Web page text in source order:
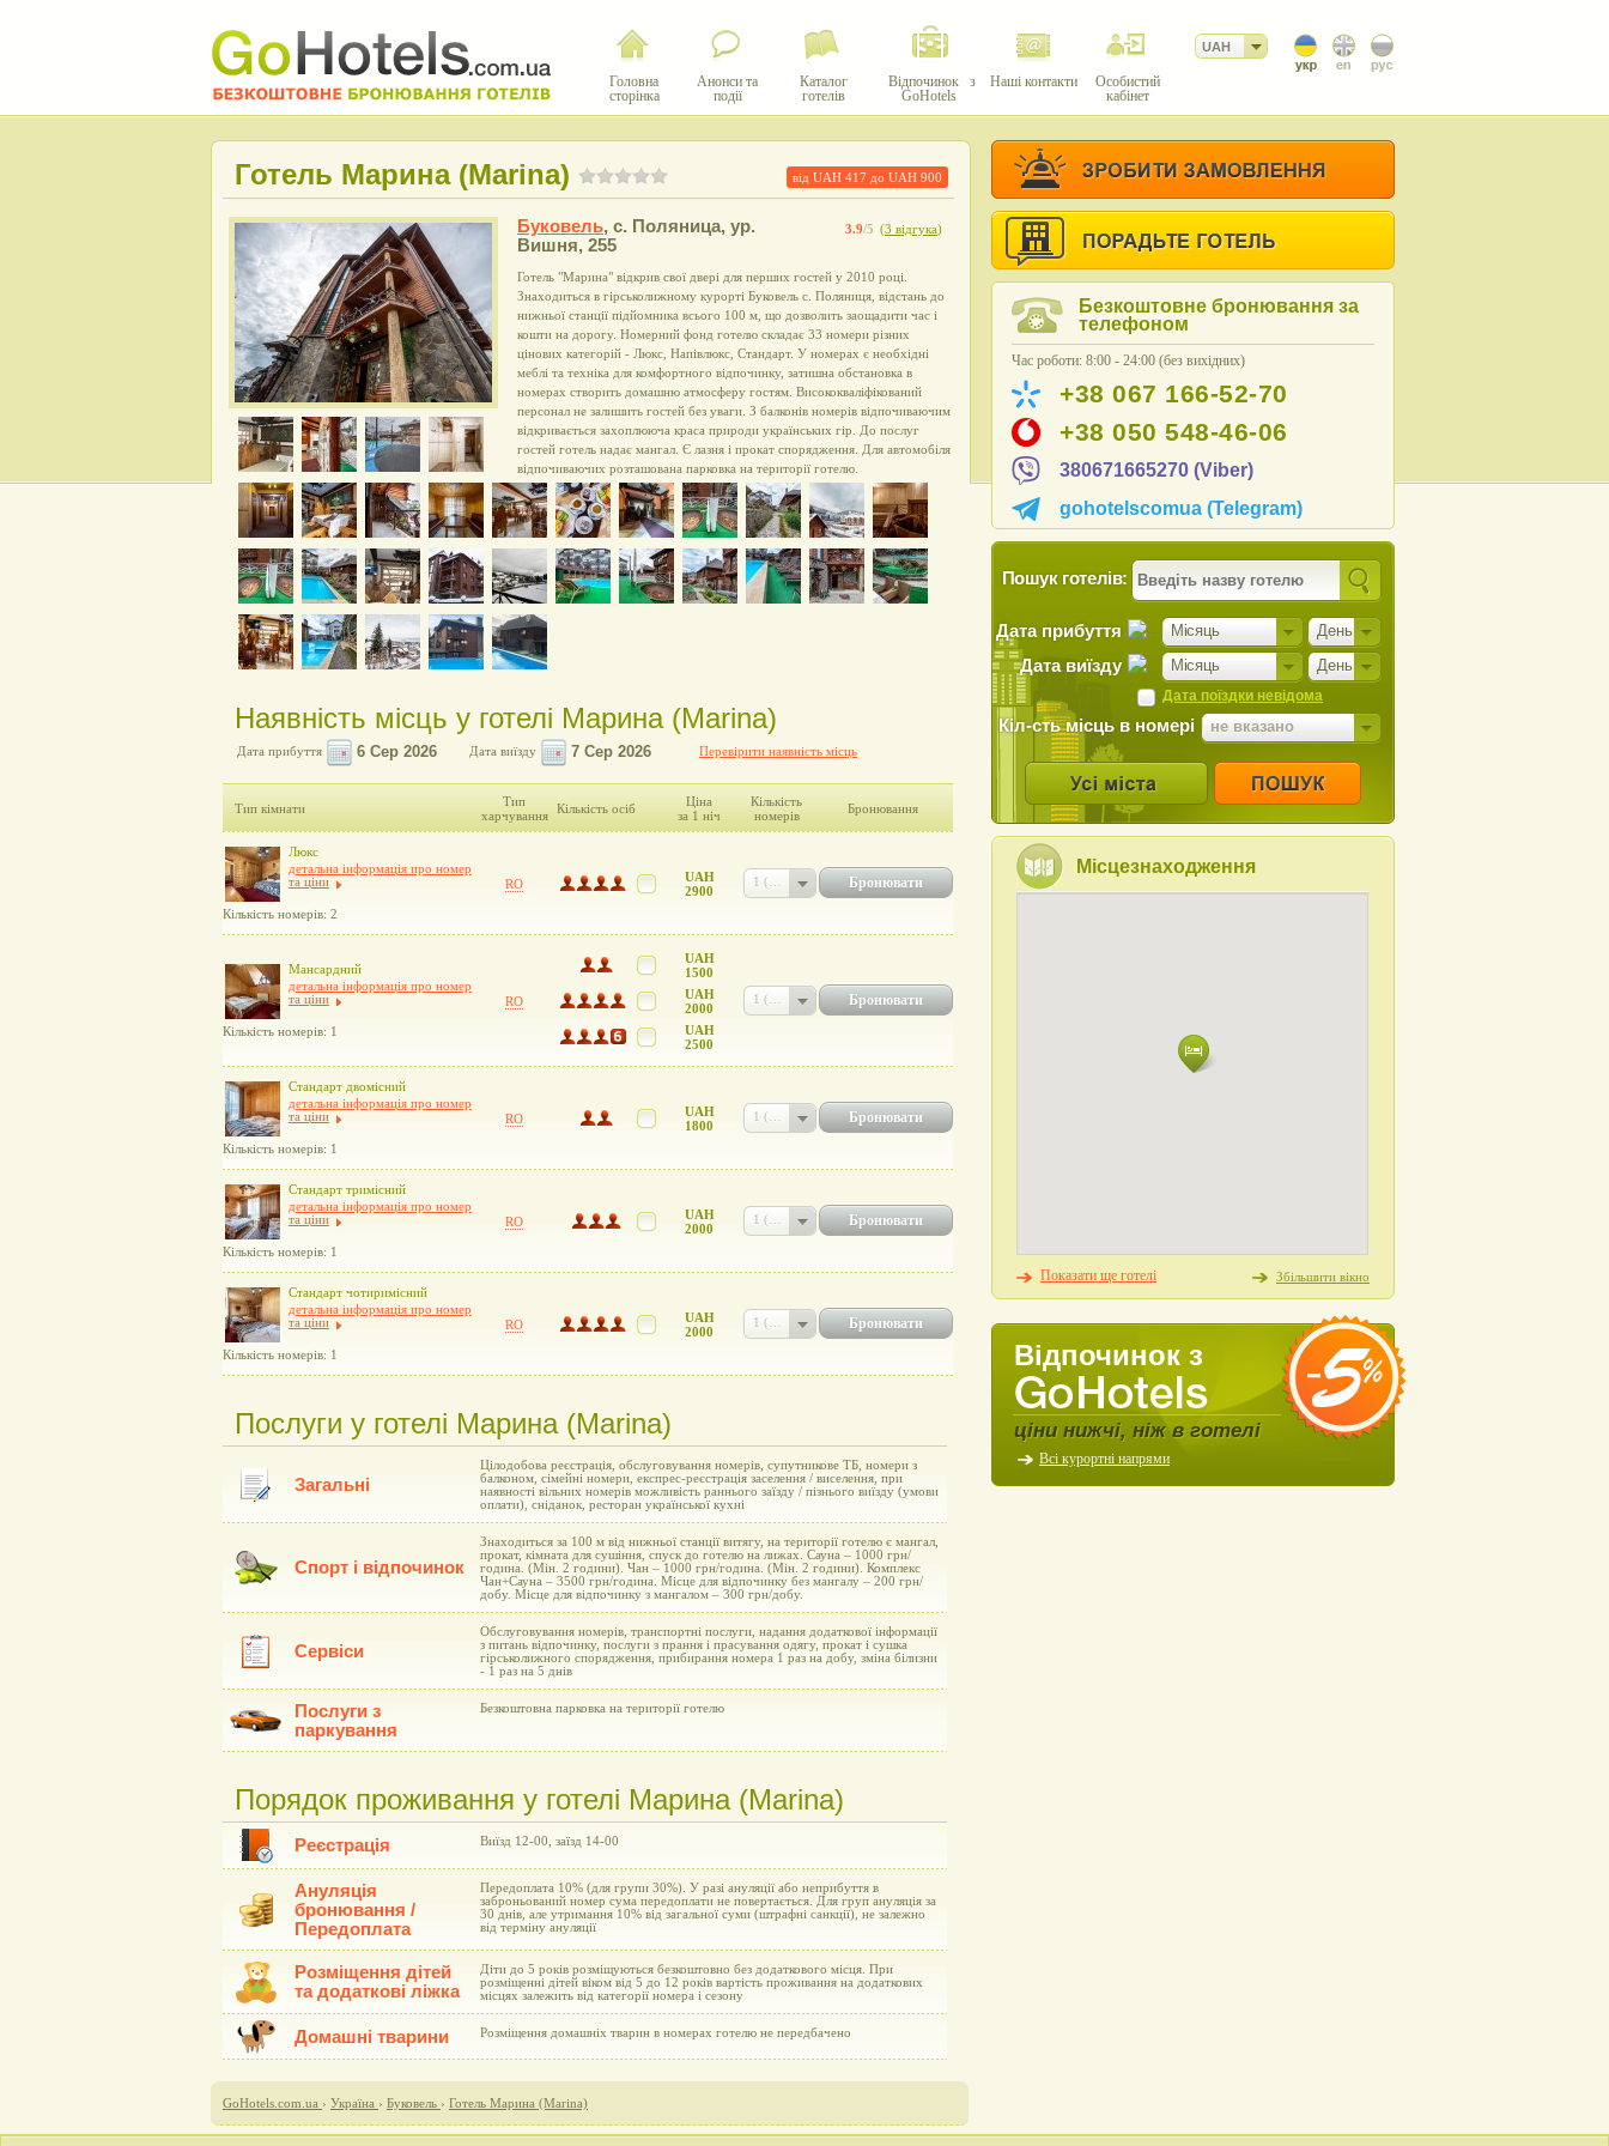
Головна
сторінка
Анонси та
події
Каталог
готелів
Відпочинок з
GoHotels
Наші контакти
Особистий
кабінет
UAH
від UAH417 до UAH900
Готель Марина (Marina)
3.9/5 (3 відгука)
Буковель, c. Поляница, ур.
Вишня, 255
Готель "Марина" відкрив свої двері для перших гостей у 2010 році.
Знаходиться в гірськолижному курорті Буковель с. Поляниця, відстань до
нижньої станції підйомника всього 100 м, що дозволить заощадити час і
кошти на дорогу. Номерний фонд готелю складає 33 номери різних
цінових категорій - Люкс, Напівлюкс, Стандарт. У номерах є необхідні
меблі та техніка для комфортного відпочинку, затишна обстановка в
номерах створить домашню атмосферу гостям. Висококваліфікований
персонал не залишить гостей без уваги. З балконів номерів відпочиваючим
відкривається захоплююча краса природи українських гір. До послуг
гостей готель надає мангал. Є лазня і прокат спорядження. Для автомобіля
відпочиваючих розташована парковка на території готелю.
Наявність місць у готелі Марина (Marina)
Дата прибуття Дата виїзду Перевірити наявність місць
Тип кімнати
Тип
харчування
Кількість осіб
Ціна
за 1 ніч
Кількість
номерів
Бронювання
Люкс
детальна інформація про номер
та ціни
Кількість номерів: 2
RO
UAH
2900
Бронювати
Мансардний
детальна інформація про номер
та ціни
Кількість номерів: 1
RO
UAH
1500
UAH
2000
UAH
2500
Бронювати
Стандарт двомісний
детальна інформація про номер
та ціни
Кількість номерів: 1
RO
UAH
1800
Бронювати
Стандарт тримісний
детальна інформація про номер
та ціни
Кількість номерів: 1
RO
UAH
2000
Бронювати
Стандарт чотиримісний
детальна інформація про номер
та ціни
Кількість номерів: 1
RO
UAH
2000
Бронювати
Послуги у готелі Марина (Marina)
Загальні
Цілодобова реєстрація, обслуговування номерів, супутникове ТБ, номери з
балконом, сімейні номери, експрес-реєстрація заселення / виселення, при
наявності вільних номерів можливість раннього заїзду / пізнього виїзду (умови
оплати), сніданок, ресторан української кухні
Спорт і відпочинок
Знаходиться за 100 м від нижньої станції витягу, на території готелю є мангал,
прокат, кімната для сушіння, спуск до готелю на лижах. Сауна – 1000 грн/
година. (Мін. 2 години). Чан – 1000 грн/година. (Мін. 2 години). Комплекс
Чан+Сауна – 3500 грн/година. Мiсце для вiдпочинку без мангалу – 200 грн/
добу. Мiсце для вiдпочинку з мангалом – 300 грн/добу.
Сервіси
Обслуговування номерів, транспортні послуги, надання додаткової інформації
з питань відпочинку, послуги з прання і прасування одягу, прокат і сушка
гірськолижного спорядження, прибирання номера 1 раз на добу, зміна білизни
- 1 раз на 5 днів
Послуги з
паркування
Безкоштовна парковка на території готелю
Порядок проживання у готелі Марина (Marina)
Реєстрація Виїзд 12-00, заїзд 14-00
Ануляція
бронювання /
Передоплата
Передоплата 10% (для групи 30%). У разі ануляції або неприбуття в
заброньований номер сума передоплати не повертається. Для груп ануляція за
30 днів, але утримання 10% від загальної суми (штрафні санкції), не залежно
від терміну ануляції
Розміщення дітей
та додаткові ліжка
Діти до 5 років розміщуються безкоштовно без додаткового місця. При
розміщенні дітей віком від 5 до 12 років вартість проживання на додаткових
місцях залежить від категорії номера і сезону
Домашні тварини Розміщення домашніх тварин в номерах готелю не передбачено
GoHotels.com.ua › Україна › Буковель › Готель Марина (Marina)
Безкоштовне бронювання за
телефоном
Час роботи: 8:00 - 24:00 (без вихідних)
+38 067 166-52-70
+38 050 548-46-06
380671665270 (Viber)
gohotelscomua (Telegram)
Пошук готелів:
Місяць День
Дата прибуття
Місяць День
Дата виїзду
Дата поїздки невідома
Кіл-сть місць в номері не вказано
Місцезнаходження
Показати ще готелі Збільшити вікно
Відпочинок з
ціни нижчі, ніж в готелі
Всі курортні напрями